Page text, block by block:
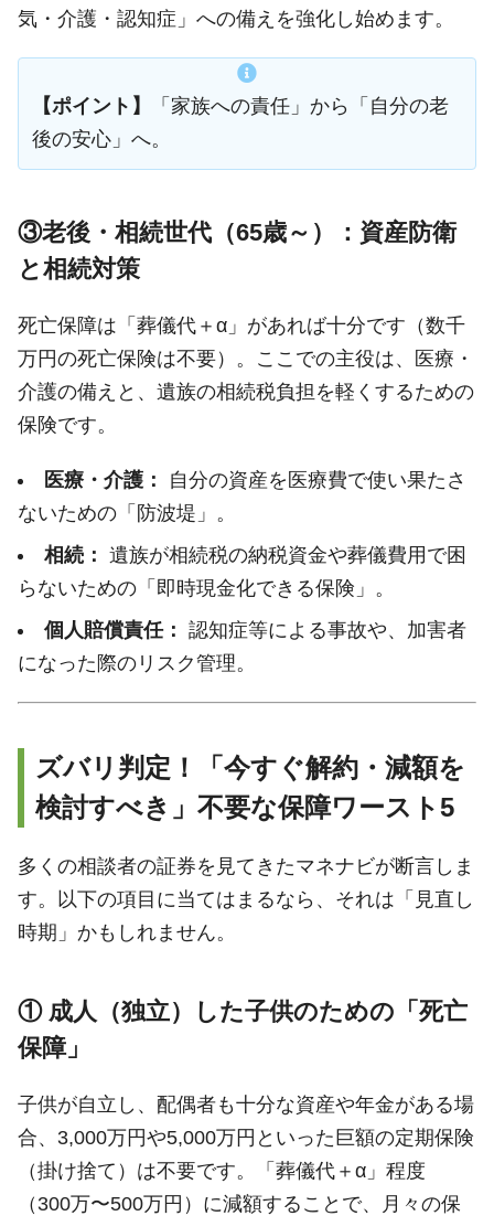
気・介護・認知症」への備えを強化し始めます。
【ポイント】
「家族への責任」から「自分の老
後の安心」へ。
③老後・相続世代（65歳～）：資産防衛
と相続対策
死亡保障は「葬儀代＋α」があれば十分です（数千
万円の死亡保険は不要）。ここでの主役は、医療・
介護の備えと、遺族の相続税負担を軽くするための
保険です。
医療・介護：
自分の資産を医療費で使い果たさ
ないための「防波堤」。
相続： 遺族が相続税の納税資金や葬儀費用で困
らないための「即時現金化できる保険」。
個人賠償責任： 認知症等による事故や、加害者
になった際のリスク管理。
ズバリ判定！「今すぐ解約・減額を
検討すべき」不要な保障ワースト5
多くの相談者の証券を見てきたマネナビが断言しま
す。以下の項目に当てはまるなら、それは「見直し
時期」かもしれません。
① 成人（独立）した子供のための「死亡
保障」
子供が自立し、配偶者も十分な資産や年金がある場
合、3,000万円や5,000万円といった巨額の定期保険
（掛け捨て）は不要です。「葬儀代＋α」程度
（300万〜500万円）に減額することで、月々の保